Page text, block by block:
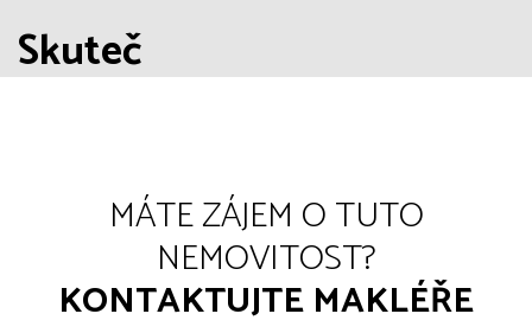
Skuteč
MÁTE ZÁJEM O TUTO
NEMOVITOST?
KONTAKTUJTE MAKLÉŘE